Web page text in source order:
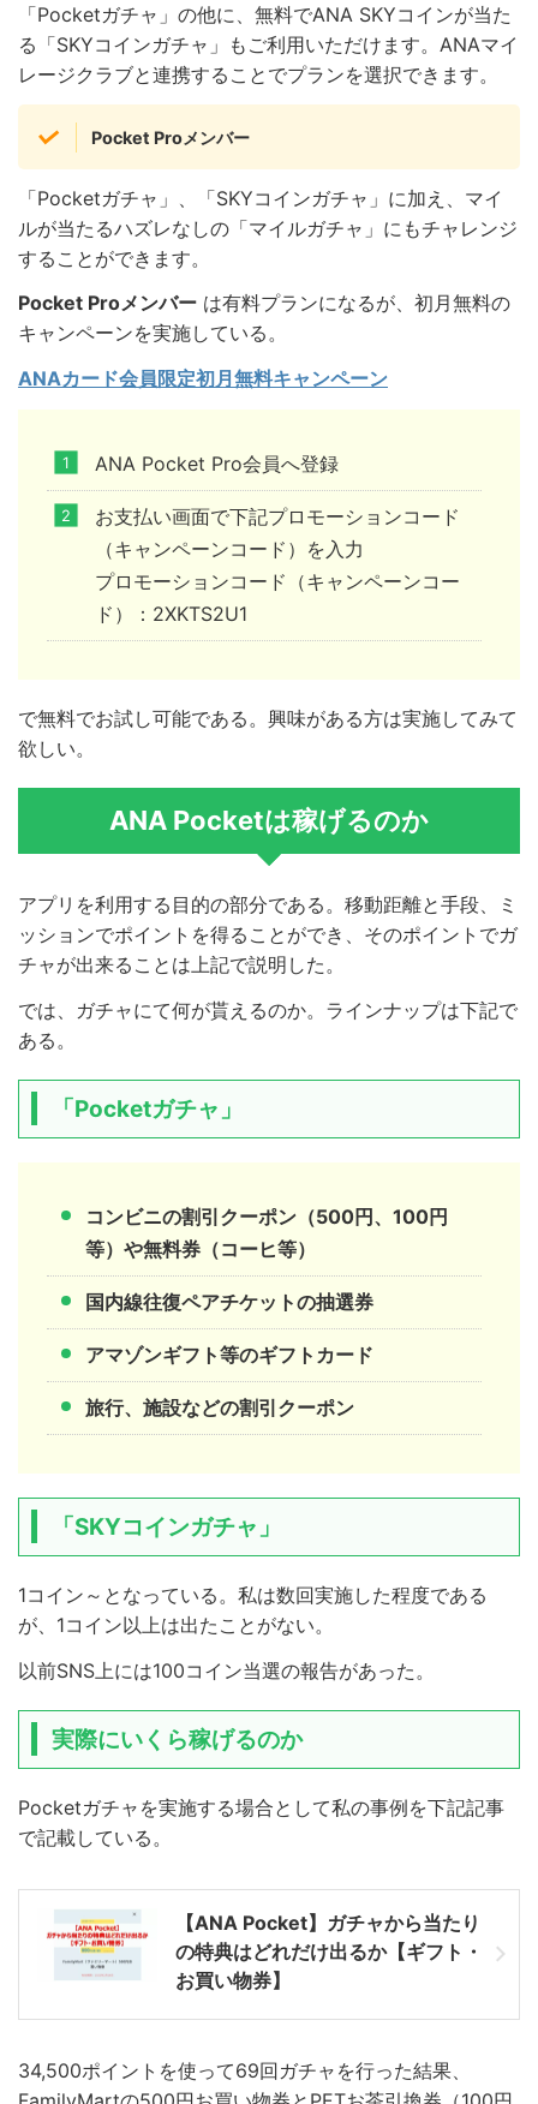
「Pocketガチャ」の他に、無料でANA SKYコインが当た
る「SKYコインガチャ」もご利用いただけます。ANAマイ
レージクラブと連携することでプランを選択できます。
Pocket Proメンバー
「Pocketガチャ」、「SKYコインガチャ」に加え、マイ
ルが当たるハズレなしの「マイルガチャ」にもチャレンジ
することができます。
Pocket Proメンバー は有料プランになるが、初月無料の
キャンペーンを実施している。
ANAカード会員限定初月無料キャンペーン
ANA Pocket Pro会員へ登録
お支払い画面で下記プロモーションコード
（キャンペーンコード）を入力
プロモーションコード（キャンペーンコー
ド）：2XKTS2U1
で無料でお試し可能である。興味がある方は実施してみて
欲しい。
ANA Pocketは稼げるのか
アプリを利用する目的の部分である。移動距離と手段、ミ
ッションでポイントを得ることができ、そのポイントでガ
チャが出来ることは上記で説明した。
では、ガチャにて何が貰えるのか。ラインナップは下記で
ある。
「Pocketガチャ」
コンビニの割引クーポン（500円、100円
等）や無料券（コーヒ等）
国内線往復ペアチケットの抽選券
アマゾンギフト等のギフトカード
旅行、施設などの割引クーポン
「SKYコインガチャ」
1コイン～となっている。私は数回実施した程度である
が、1コイン以上は出たことがない。
以前SNS上には100コイン当選の報告があった。
実際にいくら稼げるのか
Pocketガチャを実施する場合として私の事例を下記記事
で記載している。
【ANA Pocket】ガチャから当たり
の特典はどれだけ出るか【ギフト・
お買い物券】
34,500ポイントを使って69回ガチャを行った結果、